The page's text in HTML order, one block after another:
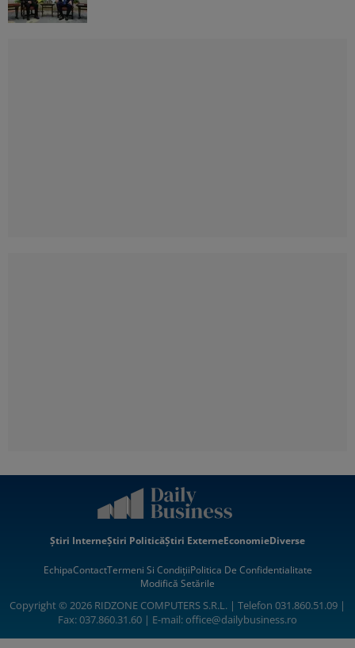
Știri InterneȘtiri PoliticăȘtiri ExterneEconomieDiverse
EchipaContactTermeni Si CondițiiPolitica De Confidentialitate
Modifică Setările
Copyright © 2026 RIDZONE COMPUTERS S.R.L. | Telefon 031.860.51.09 |
Fax: 037.860.31.60 | E-mail:office@dailybusiness.ro